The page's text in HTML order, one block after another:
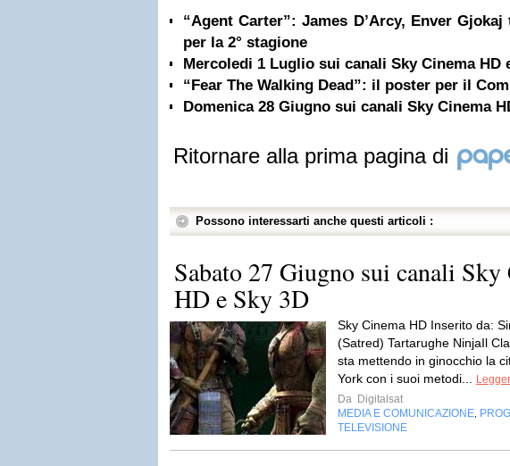
“Agent Carter”: James D’Arcy, Enver Gjokaj
per la 2° stagione
Mercoledi 1 Luglio sui canali Sky Cinema HD
“Fear The Walking Dead”: il poster per il
Domenica 28 Giugno sui canali Sky Cinema
Ritornare alla prima pagina di
Possono interessarti anche questi articoli :
Sabato 27 Giugno sui canali Sky
HD e Sky 3D
Sky Cinema HD Inserito da:
(Satred) Tartarughe NinjaIl
sta mettendo in ginocchio la
York con i suoi metodi...
Da Digitalsat
MEDIA E COMUNICAZIONE
TELEVISIONE